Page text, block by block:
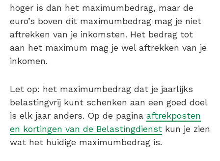
hoger is dan het maximumbedrag, maar de
euro’s boven dit maximumbedrag mag je niet
aftrekken van je inkomsten. Het bedrag tot
aan het maximum mag je wel aftrekken van je
inkomen.
Let op: het maximumbedrag dat je jaarlijks
belastingvrij kunt schenken aan een goed doel
is elk jaar anders. Op de pagina aftrekposten
en kortingen van de Belastingdienst kun je zien
wat het huidige maximumbedrag is.